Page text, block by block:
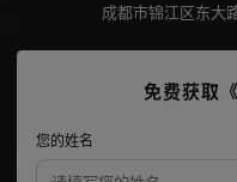
成都市锦江区东大
免费获取
您的姓名